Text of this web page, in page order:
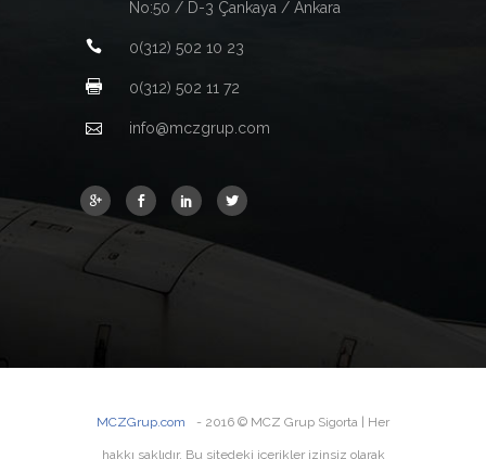
No:50 / D-3 Çankaya / Ankara
0(312) 502 10 23
0(312) 502 11 72
info@mczgrup.com
MCZGrup.com - 2016 © MCZ Grup Sigorta | Her
hakkı saklıdır. Bu sitedeki içerikler izinsiz olarak